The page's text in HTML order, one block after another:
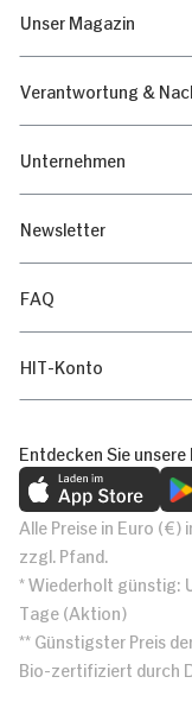
Unser Magazin
Verantwortung &
Unternehmen
Newsletter
FAQ
HIT-Konto
Entdecken Sie unsere
Alle Preise in Euro
zzgl. Pfand.
* Wiederholt günstig:
Tage (Aktion)
** Günstigster Preis
Bio-zertifiziert durch